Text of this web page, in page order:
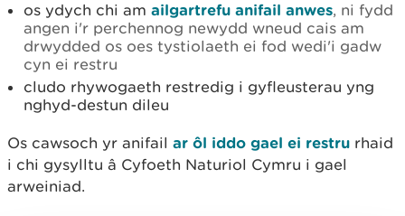
os ydych chi am ailgartrefu anifail anwes, ni fydd
angen i'r perchennog newydd wneud cais am
drwydded os oes tystiolaeth ei fod wedi'i gadw
cyn ei restru
cludo rhywogaeth restredig i gyfleusterau yng
nghyd-destun dileu
Os cawsoch yr anifail ar ôl iddo gael ei restru rhaid
i chi gysylltu â Cyfoeth Naturiol Cymru i gael
arweiniad.